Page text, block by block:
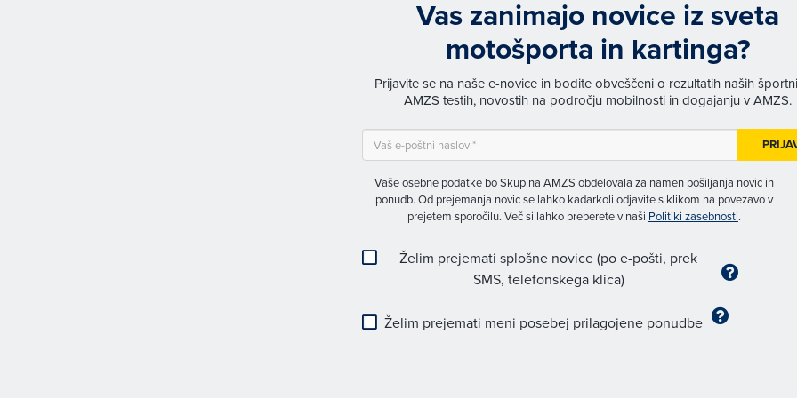
Vas zanimajo novice iz sveta
motošporta in kartinga?
Prijavite se na naše e-novice in bodite obveščeni o rezultatih naših
AMZS testih, novostih na področju mobilnosti in dogajanju v AMZS.
Vaše osebne podatke bo Skupina AMZS obdelovala za namen pošiljanja novic in
ponudb. Od prejemanja novic se lahko kadarkoli odjavite s klikom na povezavo v
prejetem sporočilu. Več si lahko preberete v naši Politiki zasebnosti.
Želim prejemati splošne novice (po e-pošti, prek
SMS, telefonskega klica)
Želim prejemati meni posebej prilagojene ponudbe